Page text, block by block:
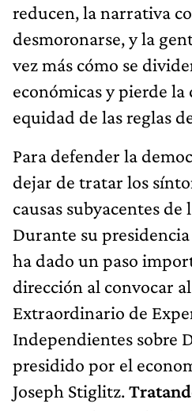
reducen, la narrativa
desmoronarse, y la
vez más cómo se
económicas y pierde la
equidad de las reglas
Para defender la
dejar de tratar los
causas subyacentes de
Durante su
ha dado un paso
dirección al convocar
Extraordinario de
Independientes sobre
presidido por el
Joseph Stiglitz.